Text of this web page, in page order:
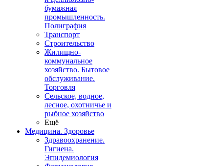
бумажная
промышленность.
Полиграфия
Транспорт
Строительство
Жилищно-
коммунальное
хозяйство. Бытовое
обслуживание.
Торговля
Сельское, водное,
лесное, охотничье и
рыбное хозяйство
Ещё
Медицина. Здоровье
Здравоохранение.
Гигиена.
Эпидемиология